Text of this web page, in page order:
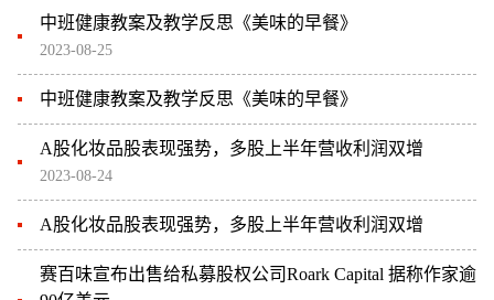
中班健康教案及教学反思《美味的早餐》
2023-08-25
中班健康教案及教学反思《美味的早餐》
A股化妆品股表现强势，多股上半年营收利润双增
2023-08-24
A股化妆品股表现强势，多股上半年营收利润双增
赛百味宣布出售给私募股权公司Roark Capital 据称作家逾